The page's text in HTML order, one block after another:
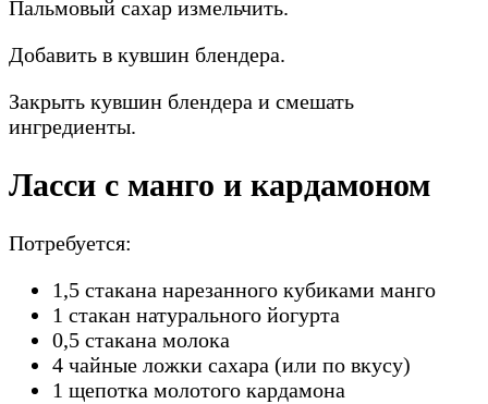
Пальмовый сахар измельчить.
Добавить в кувшин блендера.
Закрыть кувшин блендера и смешать
ингредиенты.
Ласси с манго и кардамоном
Потребуется:
1,5 стакана нарезанного кубиками манго
1 стакан натурального йогурта
0,5 стакана молока
4 чайные ложки сахара (или по вкусу)
1 щепотка молотого кардамона